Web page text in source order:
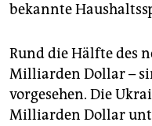
bekannte
Rund die Hälfte des
Milliarden Dollar –
vorgesehen. Die
Milliarden Dollar